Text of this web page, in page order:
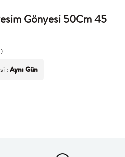
Gönyesi 50Cm 45
: Aynı Gün